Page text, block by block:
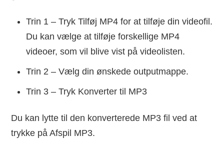
Trin 1 – Tryk Tilføj MP4 for at tilføje din videofil.
Du kan vælge at tilføje forskellige MP4
videoer, som vil blive vist på videolisten.
Trin 2 – Vælg din ønskede outputmappe.
Trin 3 – Tryk Konverter til MP3
Du kan lytte til den konverterede MP3 fil ved at
trykke på Afspil MP3.